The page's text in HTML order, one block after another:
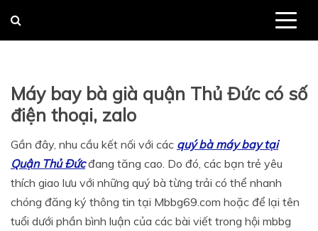
Máy bay bà già quận Thủ Đức có số
điện thoại, zalo
Gần đây, nhu cầu kết nối với các quý bà máy bay tại
Quận Thủ Đứcđang tăng cao. Do đó, các bạn trẻ yêu
thích giao lưu với những quý bà từng trải có thể nhanh
chóng đăng ký thông tin tại Mbbg69.com hoặc để lại tên
tuổi dưới phần bình luận của các bài viết trong hội mbbg